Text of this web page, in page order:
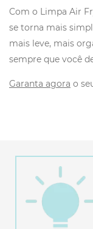
Com o Limpa Air
se torna mais
mais leve, mais
sempre que você
Garanta agora o